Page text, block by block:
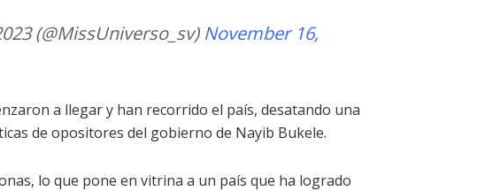
(@MissUniverso_sv) November 16,
a llegar y han recorrido el país, desatando una
de opositores del gobierno de Nayib Bukele.
lo que pone en vitrina a un país que ha logrado